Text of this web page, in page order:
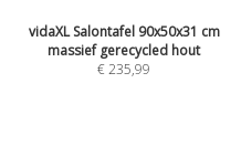
vidaXL Salontafel 90x50x31 cm
massief gerecycled hout
€235,99